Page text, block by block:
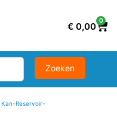
€ 0,00
0
Kan-Reservoir-